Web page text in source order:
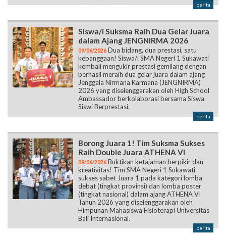
berita
Siswa/i Suksma Raih Dua Gelar Juara
dalam Ajang JENGNIRMA 2026
09/06/2026 Dua bidang, dua prestasi, satu
kebanggaan! Siswa/i SMA Negeri 1 Sukawati
kembali mengukir prestasi gemilang dengan
berhasil meraih dua gelar juara dalam ajang
Jenggala Nirmana Karmana (JENGNIRMA)
2026 yang diselenggarakan oleh High School
Ambassador berkolaborasi bersama Siswa
Siswi Berprestasi.
berita
Borong Juara 1! Tim Suksma Sukses
Raih Double Juara ATHENA VI
09/06/2026 Buktikan ketajaman berpikir dan
kreativitas! Tim SMA Negeri 1 Sukawati
sukses sabet Juara 1 pada kategori lomba
debat (tingkat provinsi) dan lomba poster
(tingkat nasional) dalam ajang ATHENA VI
Tahun 2026 yang diselenggarakan oleh
Himpunan Mahasiswa Fisioterapi Universitas
Bali Internasional.
berita